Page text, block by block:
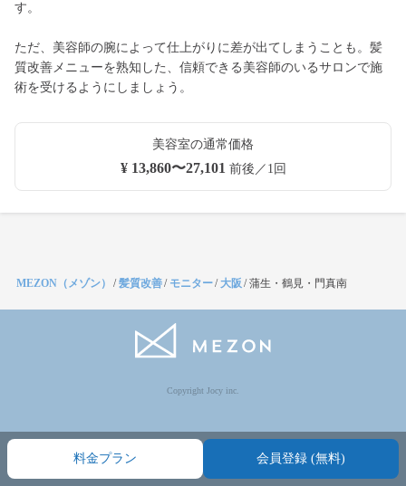
す。
ただ、美容師の腕によって仕上がりに差が出てしまうことも。髪
質改善メニューを熟知した、信頼できる美容師のいるサロンで施
術を受けるようにしましょう。
美容室の通常価格
¥ 13,860〜27,101 前後／1回
料金プラン 会員登録 (無料)
MEZON（メゾン） /髪質改善/ モニター/大阪 /蒲生・鶴見・門真南
Copyright Jocy inc.